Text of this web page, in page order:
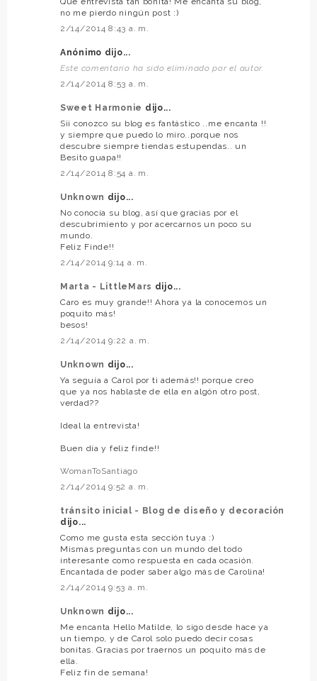
no me pierdo ningún post :)
2/14/2014 8:43 a. m.
Anónimo dijo...
Este comentario ha sido eliminado por el autor.
2/14/2014 8:53 a. m.
Sweet Harmonie dijo...
Sii conozco su blog es fantástico ..me encanta !!
y siempre que puedo lo miro..porque nos
descubre siempre tiendas estupendas.. un
Besito guapa!!
2/14/2014 8:54 a. m.
Unknown dijo...
No conocía su blog, así que gracias por el
descubrimiento y por acercarnos un poco su
mundo.
Feliz Finde!!
2/14/2014 9:14 a. m.
Marta - LittleMars dijo...
Caro es muy grande!! Ahora ya la conocemos un
poquito más!
besos!
2/14/2014 9:22 a. m.
Unknown dijo...
Ya seguía a Carol por ti además!! porque creo
que ya nos hablaste de ella en algón otro post,
verdad??
Ideal la entrevista!
Buen día y feliz finde!!
WomanToSantiago
2/14/2014 9:52 a. m.
tránsito inicial - Blog de diseño y decoración
dijo...
Como me gusta esta sección tuya :)
Mismas preguntas con un mundo del todo
interesante como respuesta en cada ocasión.
Encantada de poder saber algo más de Carolina!
2/14/2014 9:53 a. m.
Unknown dijo...
Me encanta Hello Matilde, lo sigo desde hace ya
un tiempo, y de Carol solo puedo decir cosas
bonitas. Gracias por traernos un poquito más de
ella.
Feliz fin de semana!